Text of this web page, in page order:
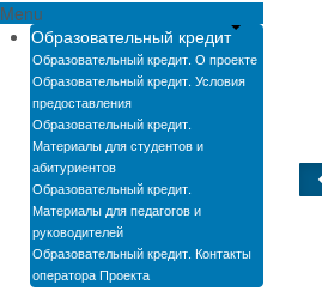
Menu
Образовательный кредит
Образовательный кредит. О проекте
Образовательный кредит. Условия
предоставления
Образовательный кредит.
Материалы для студентов и
абитуриентов
Образовательный кредит.
Материалы для педагогов и
руководителей
Образовательный кредит. Контакты
оператора Проекта